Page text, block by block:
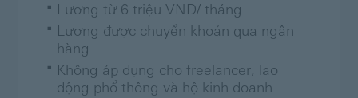
Lương từ 6 triệu VND/ tháng
Lương được chuyển khoản qua ngân
hàng
Không áp dụng cho freelancer, lao
động phổ thông và hộ kinh doanh